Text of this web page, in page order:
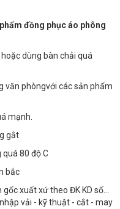
đồng phục áo phông
dùng bàn chải quá
văn phòngvới các sản phẩm
mạnh.
gắt
quá 80 độ C
bắc
gốc xuất xứ theo ĐK KD số…
vải - kỹ thuật - cắt - may